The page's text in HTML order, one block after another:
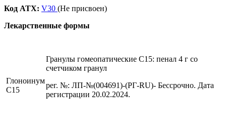
Код ATX: V30 (Не присвоен)
Лекарственные формы
Глоноинум
С15
Гранулы гомеопатические C15: пенал 4 г со
счетчиком гранул
рег. №: ЛП-№(004691)-(РГ-RU)- Бессрочно. Дата
регистрации 20.02.2024.